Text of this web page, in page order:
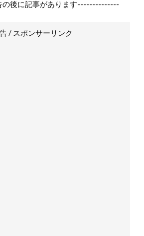
後に記事があります--------------
/ スポンサーリンク